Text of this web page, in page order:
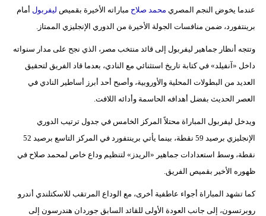
إسلامية
وتكنولوجيا
فيديو
عندما يخوض النجم المصري محمد صلاح مباراته الأخيرة بقميص ليفربول أمام
برينتفورد، ضمن منافسات الجولة الأخيرة من الدوري الإنجليزي الممتاز.
وتتجه أنظار جماهير ليفربول إلى قائد منتخب مصر، الذي نجح على مدار سنواته
داخل «آنفيلد» في كتابة تاريخ استثنائي مع النادي، بعدما قاد الفريق لتحقيق
العديد من البطولات المحلية والأوروبية، وأصبح أحد أبرز أساطير النادي في
العصر الحديث بفضل أهدافه الحاسمة وأدائه اللافت.
ويدخل ليفربول المباراة محتلاً المركز الخامس في جدول ترتيب الدوري
الإنجليزي برصيد 59 نقطة، بينما يأتي برينتفورد في المركز التاسع برصيد 52
نقطة، وسط استعدادات جماهير «الريدز» لتنظيم وداع خاص لمحمد صلاح في
ظهوره الأخير بقميص الفريق.
كما تشهد المباراة أجواء عاطفية أخرى، مع الوداع المرتقب للاسكتلندي أندرو
روبرتسون، إلى جانب العودة الأولى للقائد السابق جوردان هندرسون إلى